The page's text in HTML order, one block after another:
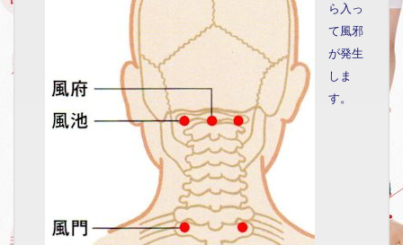
ら入っ
て風邪
が発生
しま
す。